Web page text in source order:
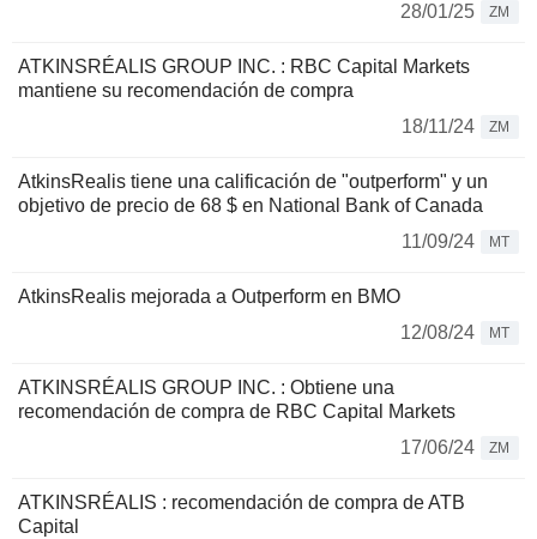
28/01/25
ZM
ATKINSRÉALIS GROUP INC. : RBC Capital Markets
mantiene su recomendación de compra
18/11/24
ZM
AtkinsRealis tiene una calificación de "outperform" y un
objetivo de precio de 68 $ en National Bank of Canada
11/09/24
MT
AtkinsRealis mejorada a Outperform en BMO
12/08/24
MT
ATKINSRÉALIS GROUP INC. : Obtiene una
recomendación de compra de RBC Capital Markets
17/06/24
ZM
ATKINSRÉALIS : recomendación de compra de ATB
Capital